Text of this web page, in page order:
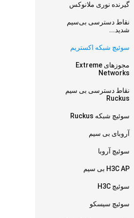
گیرنده نوری ملانوکس
نقاط دسترسی بی‌سیم
شدید...
سوئیچ شبکه اکستریم
مجوزهای Extreme
Networks
نقاط دسترسی بی سیم
Ruckus
سوئیچ شبکه Ruckus
آروبای بی سیم
سوئیچ آروبا
H3C AP بی سیم
سوئیچ H3C
سوئیچ سیسکو